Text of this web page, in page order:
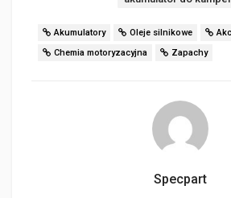
Akumulatory Oleje silnikowe
Chemia motoryzacyjna
Zapachy
Specpart